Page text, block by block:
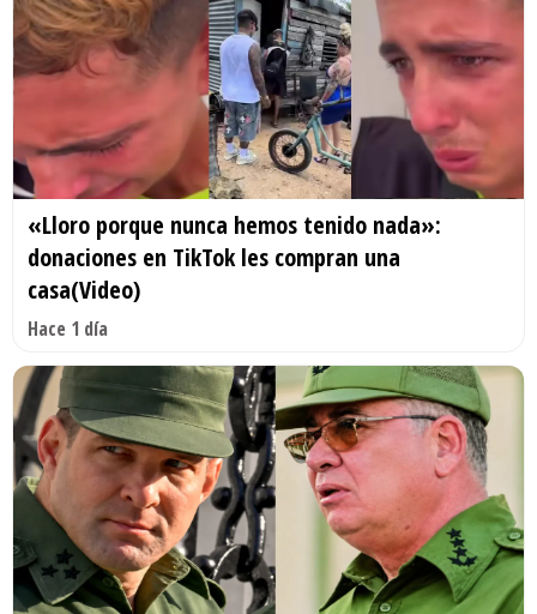
«Lloro porque nunca hemos tenido nada»:
donaciones en TikTok les compran una
casa(Video)
Hace 1 día